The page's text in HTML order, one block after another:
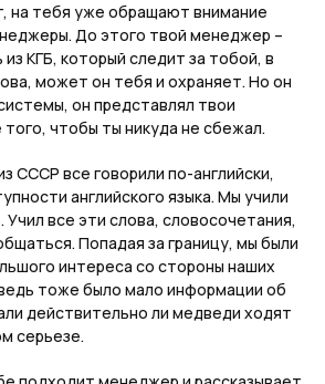
на тебя уже обращают внимание
До этого твой менеджер –
КГБ, который следит за тобой, в
может он тебя и охраняет. Но он
он представлял твои
чтобы ты никуда не сбежал.
СССР все говорили по-английски,
английского языка. Мы учили
Учил все эти слова, словосочетания,
Попадая за границу, мы были
интереса со стороны наших
тоже было мало информации об
действительно ли медведи ходят
серьезе.